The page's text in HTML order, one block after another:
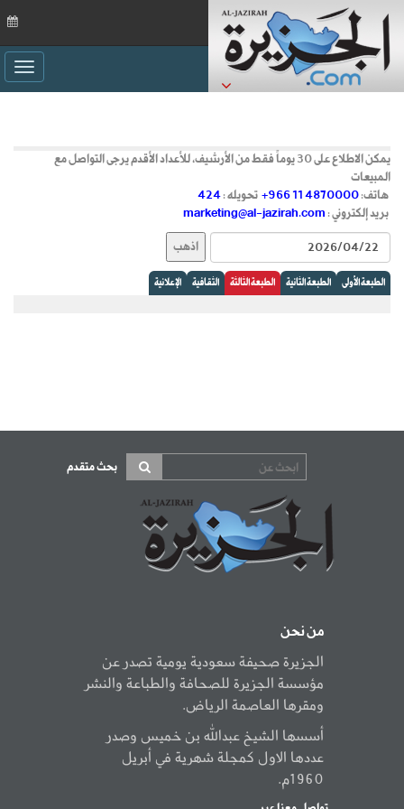
يمكن الاطلاع على 30 يوماً فقط من الأرشيف، للأعداد الأقدم يرجى التواصل مع
المبيعات
هاتف: +966 11 4870000 تحويله : 424
بريد إلكتروني : marketing@al-jazirah.com
الطبعة الأولى الطبعة الثانية الطبعة الثالثة الثقافية الإعلانية
بحث متقدم
من نحن
الجزيرة صحيفة سعودية يومية تصدر عن
مؤسسة الجزيرة للصحافة والطباعة والنشر
ومقرها العاصمة الرياض.
أسسها الشيخ عبدالله بن خميس وصدر
عددها الاول كمجلة شهرية في أبريل
1960م.